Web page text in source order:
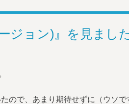
ジョン)』を見ま
ので、あまり期待せずに（ウソ